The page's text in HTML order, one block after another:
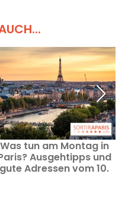
Was tun am Montag in
Ausgehtipps und
gute Adressen vom 10.